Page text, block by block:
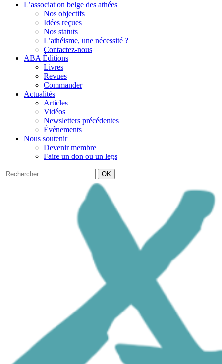
L’association belge des athées
Nos objectifs
Idées reçues
Nos statuts
L’athéisme, une nécessité ?
Contactez-nous
ABA Éditions
Livres
Revues
Commander
Actualités
Articles
Vidéos
Newsletters précédentes
Évènements
Nous soutenir
Devenir membre
Faire un don ou un legs
OK